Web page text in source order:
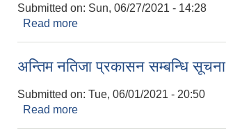
Submitted on: Sun, 06/27/2021 - 14:28
Read more
अन्तिम नतिजा प्रकासन सम्बन्धि सूचना
Submitted on: Tue, 06/01/2021 - 20:50
Read more